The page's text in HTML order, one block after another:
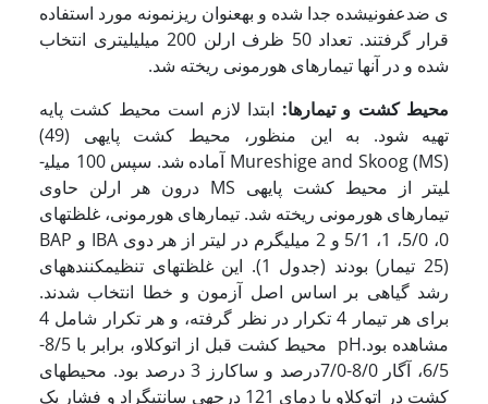
ی ضدعفونی­شده جدا شده و به­عنوان ریزنمونه مورد استفاده
قرار گرفتند. تعداد 50 ظرف ارلن 200 میلی­لیتری انتخاب
شده و در آنها تیمارهای هورمونی ریخته شد.
محیط کشت و تیمارها: ابتدا لازم است محیط کشت پایه
تهیه شود. به ­این منظور، محیط کشت پایه­ی (49)
Mureshige and Skoog (MS) آماده شد. سپس 100 میلی­
لیتر از محیط کشت پایه­ی MS درون هر ارلن حاوی
تیمارهای هورمونی ریخته شد. تیمارهای هورمونی، غلظت­های
0، 5/0، 1، 5/1 و 2 میلی­گرم در لیتر از هر دو­ی IBA و BAP
(25 تیمار) بودند (جدول 1). این غلظت­های تنظیم­کننده­های
رشد گیاهی بر اساس اصل آزمون و خطا انتخاب شدند.
برای هر تیمار 4 تکرار در نظر گرفته، و هر تکرار شامل 4
مشاهده بود.pH محیط کشت قبل از اتوکلاو، برابر با 8/5-
6/5، آگار 8/0-7/0درصد و ساکارز 3 درصد بود. محیط­های
کشت در اتوکلاو با دمای 121 درجه­ی سانتی­گراد و فشار یک